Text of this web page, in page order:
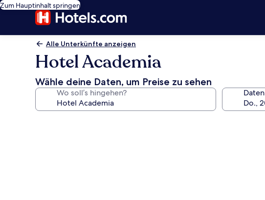
Zum Hauptinhalt springen
Alle Unterkünfte anzeigen
Hotel Academia
Wähle deine Daten, um Preise zu sehen
Wo soll’s hingehen? Daten